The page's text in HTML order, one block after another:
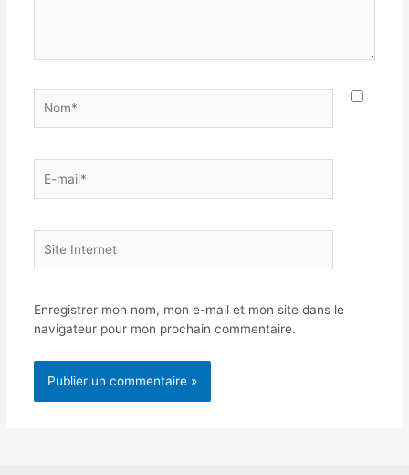
mail*
Internet
Enregistrer mon nom, mon e-mail et mon site dans le
navigateur pour mon prochain commentaire.